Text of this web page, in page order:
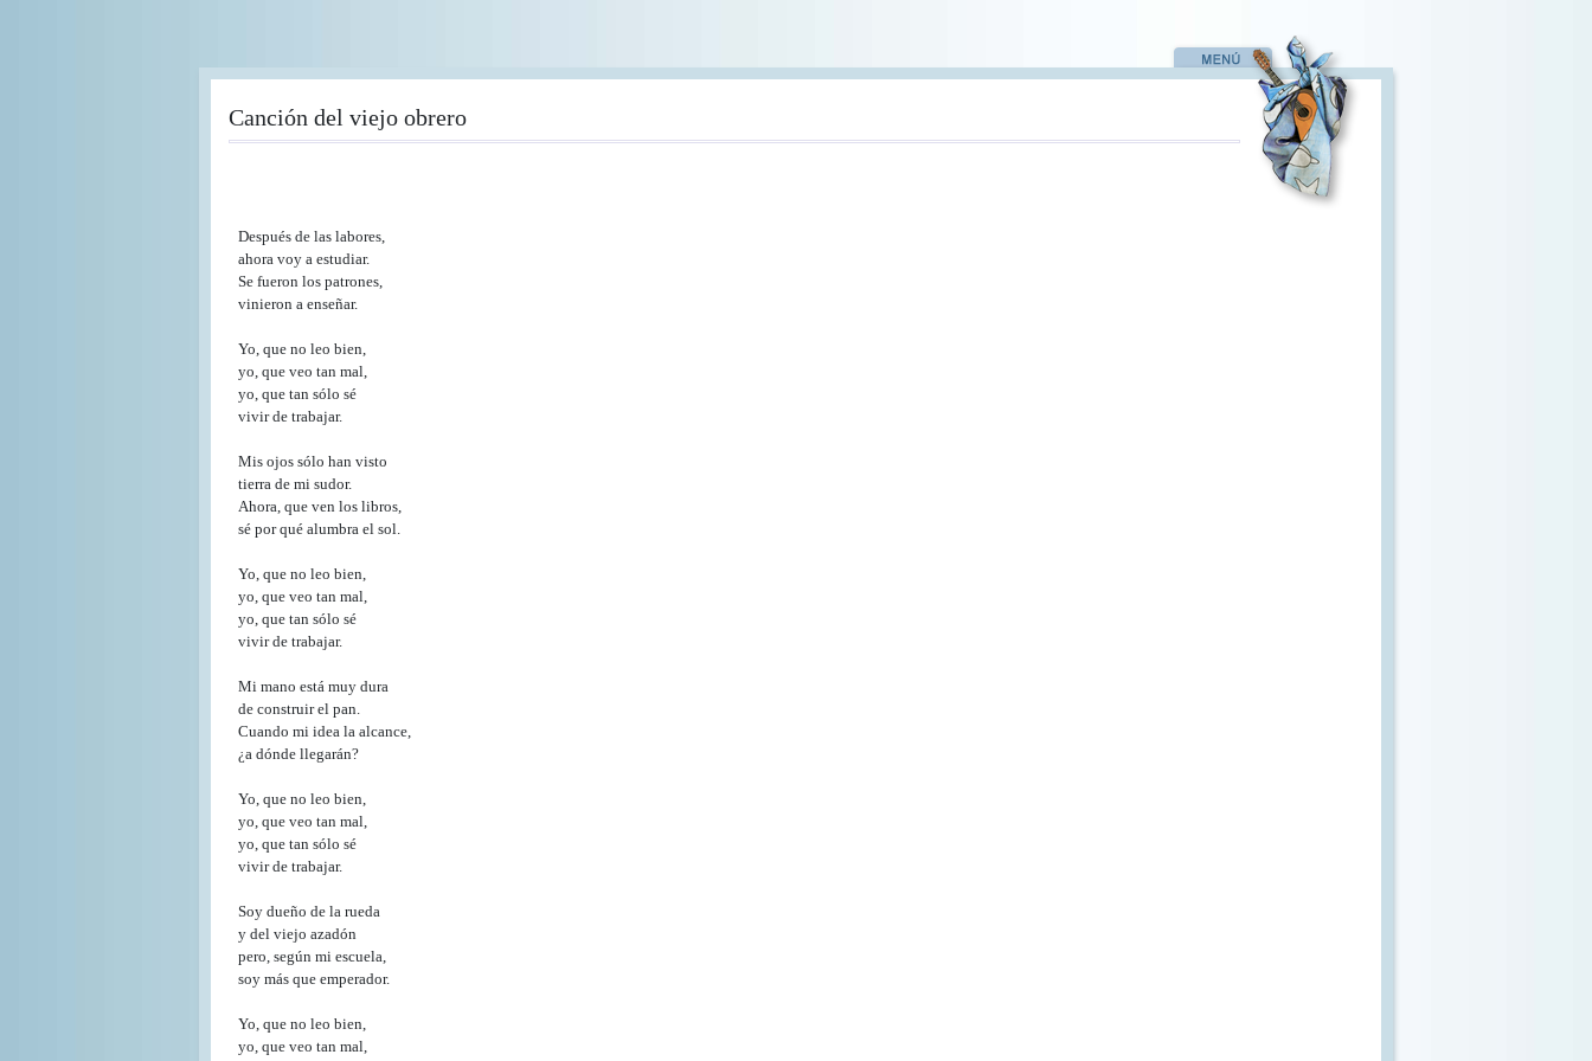
Canción del viejo obrero
Después de las labores,
ahora voy a estudiar.
Se fueron los patrones,
vinieron a enseñar.
Yo, que no leo bien,
yo, que veo tan mal,
yo, que tan sólo sé
vivir de trabajar.
Mis ojos sólo han visto
tierra de mi sudor.
Ahora, que ven los libros,
sé por qué alumbra el sol.
Yo, que no leo bien,
yo, que veo tan mal,
yo, que tan sólo sé
vivir de trabajar.
Mi mano está muy dura
de construir el pan.
Cuando mi idea la alcance,
¿a dónde llegarán?
Yo, que no leo bien,
yo, que veo tan mal,
yo, que tan sólo sé
vivir de trabajar.
Soy dueño de la rueda
y del viejo azadón
pero, según mi escuela,
soy más que emperador.
Yo, que no leo bien,
yo, que veo tan mal,